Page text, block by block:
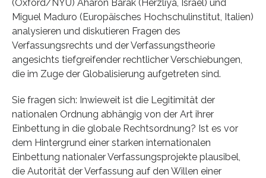
(Oxford/NYU) Aharon Barak (Herzliya, Israel) und
Miguel Maduro (Europäisches Hochschulinstitut, Italien)
analysieren und diskutieren Fragen des
Verfassungsrechts und der Verfassungstheorie
angesichts tiefgreifender rechtlicher Verschiebungen,
die im Zuge der Globalisierung aufgetreten sind.
Sie fragen sich: Inwieweit ist die Legitimität der
nationalen Ordnung abhängig von der Art ihrer
Einbettung in die globale Rechtsordnung? Ist es vor
dem Hintergrund einer starken internationalen
Einbettung nationaler Verfassungsprojekte plausibel,
die Autorität der Verfassung auf den Willen einer